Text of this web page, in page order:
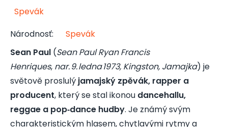
Spevák
Národnosť:
Spevák
Sean Paul (Sean Paul Ryan Francis
Henriques, nar. 9. ledna 1973, Kingston, Jamajka) je
světově proslulý jamajský zpěvák, rapper a
producent, který se stal ikonou dancehallu,
reggae a pop‑dance hudby. Je známý svým
charakteristickým hlasem, chytlavými rytmy a